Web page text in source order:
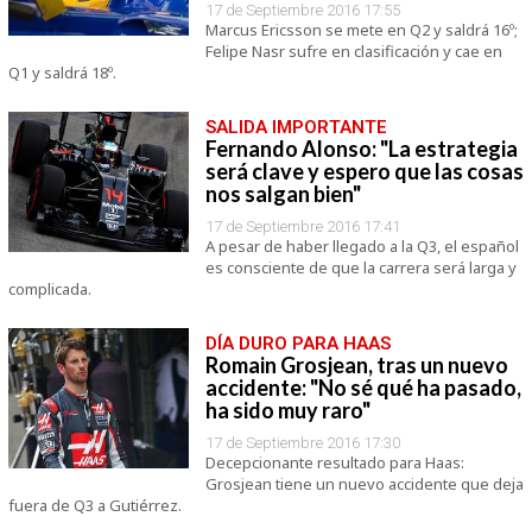
17 de Septiembre 2016 17:55
Marcus Ericsson se mete en Q2 y saldrá 16º;
Felipe Nasr sufre en clasificación y cae en
Q1 y saldrá 18º.
SALIDA IMPORTANTE
Fernando Alonso: "La estrategia
será clave y espero que las cosas
nos salgan bien"
17 de Septiembre 2016 17:41
A pesar de haber llegado a la Q3, el español
es consciente de que la carrera será larga y
complicada.
DÍA DURO PARA HAAS
Romain Grosjean, tras un nuevo
accidente: "No sé qué ha pasado,
ha sido muy raro"
17 de Septiembre 2016 17:30
Decepcionante resultado para Haas:
Grosjean tiene un nuevo accidente que deja
fuera de Q3 a Gutiérrez.